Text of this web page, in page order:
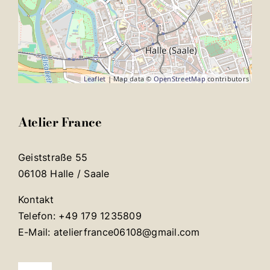
Leaflet| Map data © OpenStreetMap contributors
Atelier France
Geiststraße 55
06108 Halle / Saale
Kontakt
Telefon: +49 179 1235809
E-Mail: atelierfrance06108@gmail.com